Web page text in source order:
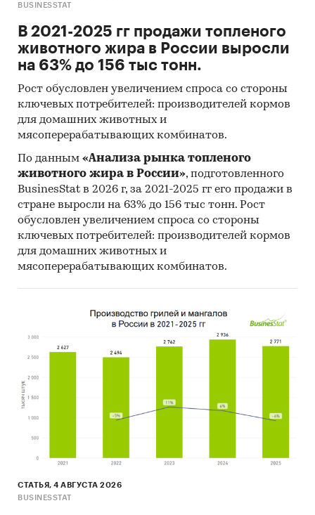
BUSINESSTAT
В 2021-2025 гг продажи топленого
животного жира в России выросли
на 63% до 156 тыс тонн.
Рост обусловлен увеличением спроса со стороны
ключевых потребителей: производителей кормов
для домашних животных и
мясоперерабатывающих комбинатов.
По данным «Анализа рынка топленого
животного жира в России», подготовленного
BusinesStat в 2026 г, за 2021-2025 гг его продажи в
стране выросли на 63% до 156 тыс тонн. Рост
обусловлен увеличением спроса со стороны
ключевых потребителей: производителей кормов
для домашних животных и
мясоперерабатывающих комбинатов.
СТАТЬЯ, 4 АВГУСТА 2026
BUSINESSTAT